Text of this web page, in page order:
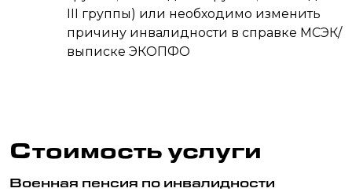
III группы) или необходимо изменить
причину инвалидности в справке МСЭК/
выписке ЭКОПФО
Стоимость услуги
Военная пенсия по инвалидности